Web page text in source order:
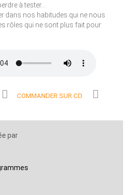
à tester...
dans nos habitudes qui ne nous
rôles qui ne sont plus fait pour
COMMANDER SUR CD
par